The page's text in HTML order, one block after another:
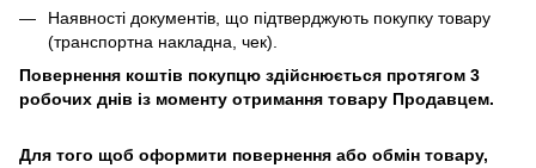
Наявності документів, що підтверджують покупку товару
(транспортна накладна, чек).
Повернення коштів покупцю здійснюється протягом 3
робочих днів із моменту отримання товару Продавцем.
Для того щоб оформити повернення або обмін товару,